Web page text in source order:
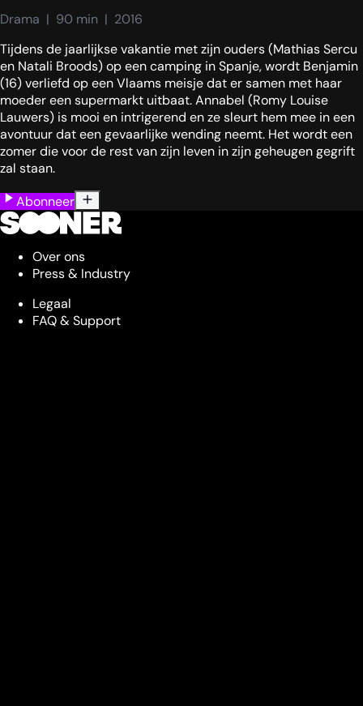
Drama  |  90 min  |  2016
Tijdens de jaarlijkse vakantie met zijn ouders (Mathias Sercu
en Natali Broods) op een camping in Spanje, wordt Benjamin
(16) verliefd op een Vlaams meisje dat er samen met haar
moeder een supermarkt uitbaat. Annabel (Romy Louise
Lauwers) is mooi en intrigerend en ze sleurt hem mee in een
avontuur dat een gevaarlijke wending neemt. Het wordt een
zomer die voor de rest van zijn leven in zijn geheugen gegrift
zal staan.
Abonneer
Over ons
Press & Industry
Legaal
FAQ & Support